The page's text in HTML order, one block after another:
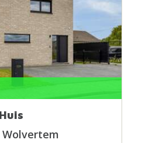
Huis
Wolvertem